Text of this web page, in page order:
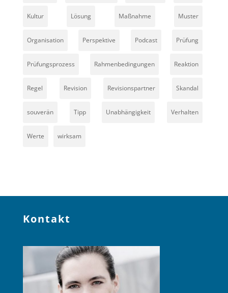
Kultur Lösung Maßnahme Muster
Organisation Perspektive Podcast Prüfung
Prüfungsprozess Rahmenbedingungen Reaktion
Regel Revision Revisionspartner Skandal
souverän Tipp Unabhängigkeit Verhalten
Werte wirksam
Kontakt